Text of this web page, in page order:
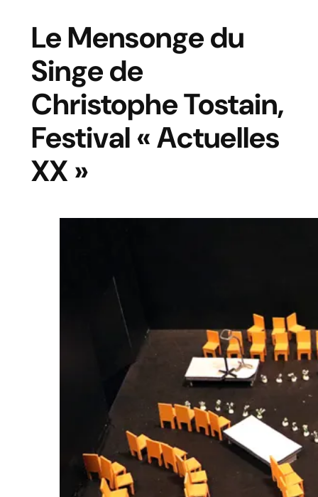
Le Mensonge du
Singe de
Christophe Tostain,
Festival « Actuelles
XX »